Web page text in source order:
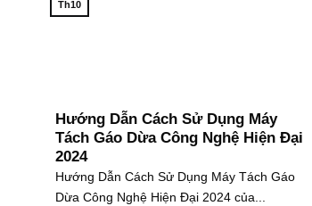
Hướng Dẫn Cách Sử Dụng Máy
Tách Gáo Dừa Công Nghệ Hiện Đại
2024
Hướng Dẫn Cách Sử Dụng Máy Tách Gáo
Dừa Công Nghệ Hiện Đại 2024 của...
Th10